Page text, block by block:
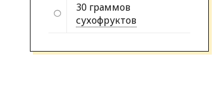
30 граммов
сухофруктов